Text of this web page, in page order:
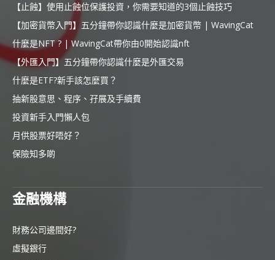
【止蝕】使用止蝕位保護投資，你需要知道的3個止蝕技巧
【加密貨幣入門】五分鐘帶你認識什麼是加密貨幣 | WavingCat
什麼是NFT ? | WavingCat帶你由0開始認識nft
【外匯入門】五分鐘帶你認識什麼是外匯交易
什麼是ETF?新手該怎麼買？
抽新股意思、程序、孖展及手續費
投資新手入門懶人包
月供股票好唔好？
保險知多啲
金融機構
財務公司邊間好?
虛擬銀行